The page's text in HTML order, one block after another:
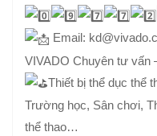
Email:
VIVADO Chuyên tư vấn
Thiết bị thể dục thể
Trường học, Sân chơi,
thể thao…